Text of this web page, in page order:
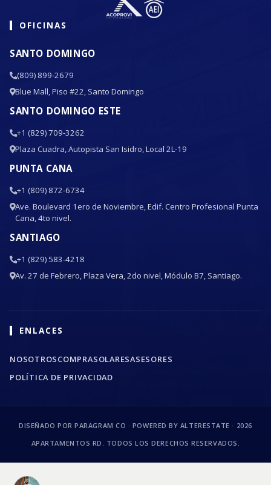
OFICINAS
SANTO DOMINGO
(809) 899-2679
Blue Mall, Piso #22, Santo Domingo
SANTO DOMINGO ESTE
+1 (829) 709-3262
Plaza Cuadra, Autopista San Isidro, Local 2L-19
PUNTA CANA
+1 (809) 872-6734
Ave. Boulevard 1ero de Noviembre, Edif. Centro Profesional Punta
Cana, 4to nivel.
SANTIAGO
+1 (829) 583-4218
Av. 27 de Febrero, Plaza Vera, 2do nivel, Módulo B7, Santiago.
ENLACES
NOSOTROSCOMPRASOLARESASESORES
POLÍTICA DE PRIVACIDAD
DISEÑADO POR PARAGRAM CO · POWERED BY ALTERESTATE · 2026
APARTAMENTOS RD. TODOS LOS DERECHOS RESERVADOS.